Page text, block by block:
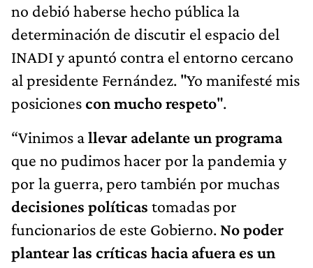
no debió haberse hecho pública la
determinación de discutir el espacio del
INADI y apuntó contra el entorno cercano
al presidente Fernández. "Yo manifesté mis
posicionescon mucho respeto".
“Vinimos allevar adelante un programa
que no pudimos hacer por la pandemia y
por la guerra, pero también por muchas
decisiones políticas tomadas por
funcionarios de este Gobierno. No poder
plantear las críticas hacia afuera es un